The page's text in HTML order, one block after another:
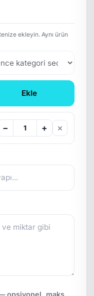
ekleyin. Aynı ürün
Ekle
− + ×
opsiyonel, maks.